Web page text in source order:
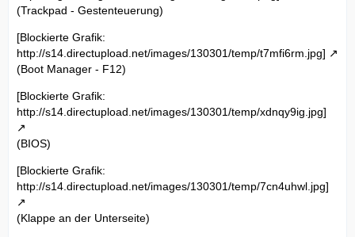
(Trackpad - Gestenteuerung)
[Blockierte Grafik:
http://s14.directupload.net/images/130301/temp/t7mfi6rm.jpg]
(Boot Manager - F12)
[Blockierte Grafik:
http://s14.directupload.net/images/130301/temp/xdnqy9ig.jpg]
(BIOS)
[Blockierte Grafik:
http://s14.directupload.net/images/130301/temp/7cn4uhwl.jpg]
(Klappe an der Unterseite)